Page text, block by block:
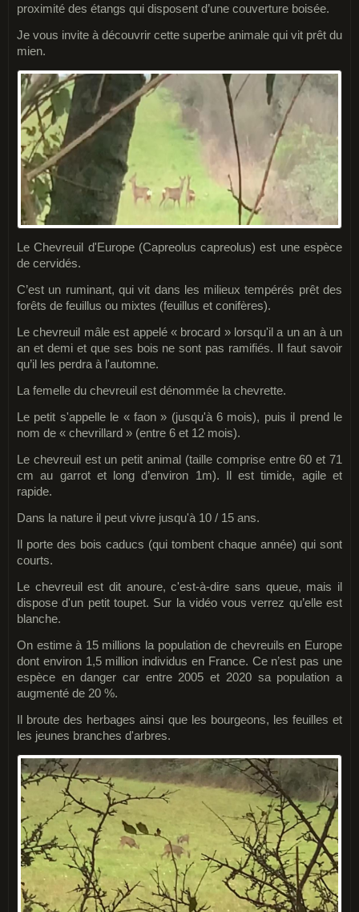
proximité des étangs qui disposent d’une couverture boisée.
Je vous invite à découvrir cette superbe animale qui vit prêt du
mien.
Le Chevreuil d'Europe (Capreolus capreolus) est une espèce
de cervidés.
C’est un ruminant, qui vit dans les milieux tempérés prêt des
forêts de feuillus ou mixtes (feuillus et conifères).
Le chevreuil mâle est appelé « brocard » lorsqu'il a un an à un
an et demi et que ses bois ne sont pas ramifiés. Il faut savoir
qu’il les perdra à l'automne.
La femelle du chevreuil est dénommée la chevrette.
Le petit s'appelle le « faon » (jusqu'à 6 mois), puis il prend le
nom de « chevrillard » (entre 6 et 12 mois).
Le chevreuil est un petit animal (taille comprise entre 60 et 71
cm au garrot et long d’environ 1m). Il est timide, agile et
rapide.
Dans la nature il peut vivre jusqu'à 10 / 15 ans.
Il porte des bois caducs (qui tombent chaque année) qui sont
courts.
Le chevreuil est dit anoure, c'est-à-dire sans queue, mais il
dispose d'un petit toupet. Sur la vidéo vous verrez qu’elle est
blanche.
On estime à 15 millions la population de chevreuils en Europe
dont environ 1,5 million individus en France. Ce n’est pas une
espèce en danger car entre 2005 et 2020 sa population a
augmenté de 20 %.
Il broute des herbages ainsi que les bourgeons, les feuilles et
les jeunes branches d'arbres.